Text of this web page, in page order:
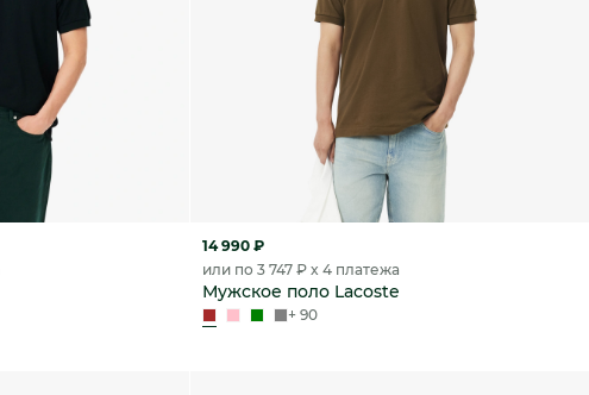
14 990 ₽
или по 3 747 ₽ x 4 платежа
Мужское поло Lacoste
+ 90